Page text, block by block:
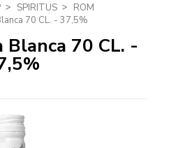
SPIRITUS
ROM
70 CL. - 37,5%
Blanca 70 CL. -